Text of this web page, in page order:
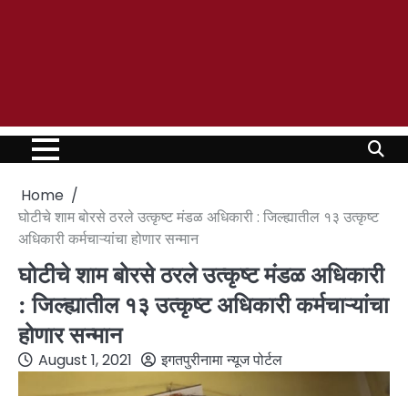
Home
घोटीचे शाम बोरसे ठरले उत्कृष्ट मंडळ अधिकारी : जिल्ह्यातील १३ उत्कृष्ट
अधिकारी कर्मचाऱ्यांचा होणार सन्मान
घोटीचे शाम बोरसे ठरले उत्कृष्ट मंडळ अधिकारी
: जिल्ह्यातील १३ उत्कृष्ट अधिकारी कर्मचाऱ्यांचा
होणार सन्मान
August 1, 2021 इगतपुरीनामा न्यूज पोर्टल